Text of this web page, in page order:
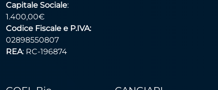
Capitale Sociale:
1.400,00€
Codice Fiscale e P.IVA:
02898550807
REA: RC-196874